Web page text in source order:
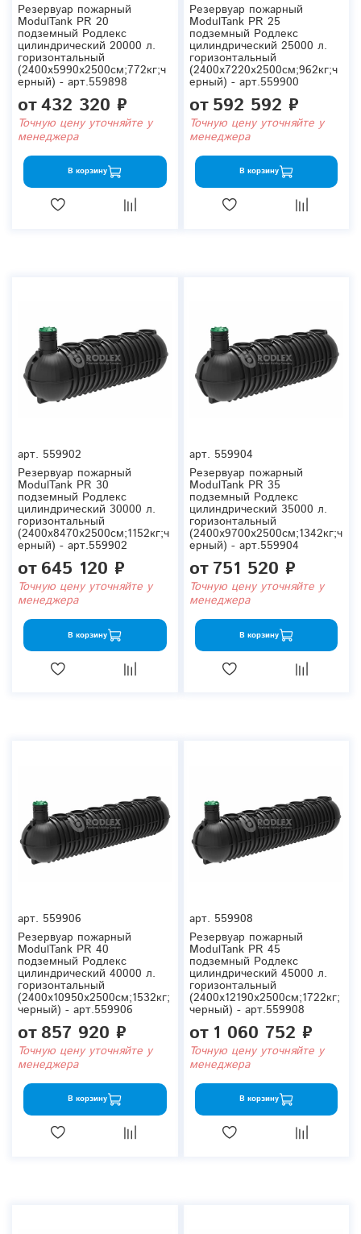
Резервуар пожарный
ModulTank PR 20
подземный Родлекс
цилиндрический 20000 л.
горизонтальный
(2400x5990x2500см;772кг;ч
ерный) - арт.559898
от432 320 ₽
Точную цену уточняйте у
менеджера
В корзину
Резервуар пожарный
ModulTank PR 25
подземный Родлекс
цилиндрический 25000 л.
горизонтальный
(2400x7220x2500см;962кг;ч
ерный) - арт.559900
от592 592 ₽
Точную цену уточняйте у
менеджера
В корзину
арт. 559902
Резервуар пожарный
ModulTank PR 30
подземный Родлекс
цилиндрический 30000 л.
горизонтальный
(2400x8470x2500см;1152кг;ч
ерный) - арт.559902
от645 120 ₽
Точную цену уточняйте у
менеджера
В корзину
арт. 559904
Резервуар пожарный
ModulTank PR 35
подземный Родлекс
цилиндрический 35000 л.
горизонтальный
(2400x9700x2500см;1342кг;ч
ерный) - арт.559904
от751 520 ₽
Точную цену уточняйте у
менеджера
В корзину
арт. 559906
Резервуар пожарный
ModulTank PR 40
подземный Родлекс
цилиндрический 40000 л.
горизонтальный
(2400x10950x2500см;1532кг;
черный) - арт.559906
от857 920 ₽
Точную цену уточняйте у
менеджера
В корзину
арт. 559908
Резервуар пожарный
ModulTank PR 45
подземный Родлекс
цилиндрический 45000 л.
горизонтальный
(2400x12190x2500см;1722кг;
черный) - арт.559908
от 1 060 752 ₽
Точную цену уточняйте у
менеджера
В корзину